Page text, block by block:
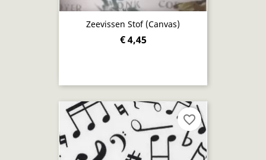
Zeevissen Stof (canvas)
€ 4,45
favorite_border